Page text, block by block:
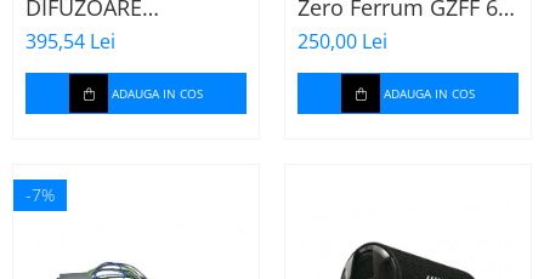
DIFUZOARE
COMPONENTE JBL
DE 16CM, 50W RMS
395,54 Lei
ADAUGA IN COS
Zero Ferrum GZFF 6.5
OPEL Astra J, Astra K
250,00 Lei
ADAUGA IN COS
-7%